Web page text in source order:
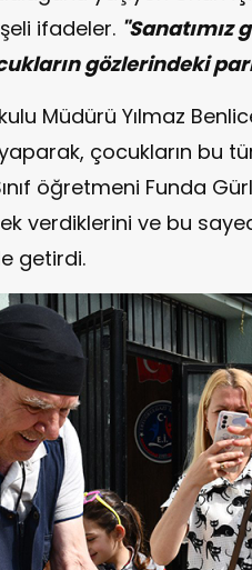
ifadeler. "Sanatımız
gözlerindeki
Müdürü Yılmaz
çocukların bu
öğretmeni Funda
verdiklerini ve bu
getirdi.